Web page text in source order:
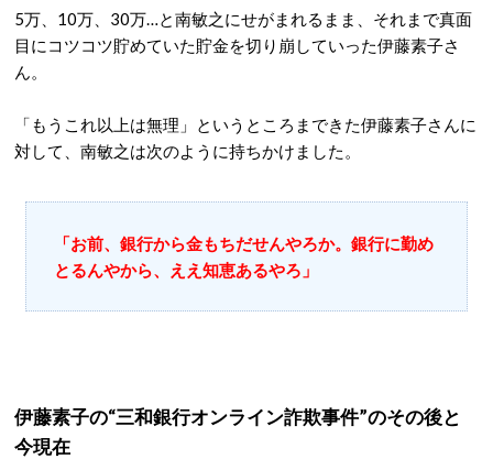
5万、10万、30万…と南敏之にせがまれるまま、それまで真面
目にコツコツ貯めていた貯金を切り崩していった伊藤素子さ
ん。
「もうこれ以上は無理」というところまできた伊藤素子さんに
対して、南敏之は次のように持ちかけました。
「お前、銀行から金もちだせんやろか。銀行に勤め
とるんやから、ええ知恵あるやろ」
伊藤素子の“三和銀行オンライン詐欺事件”のその後と
今現在